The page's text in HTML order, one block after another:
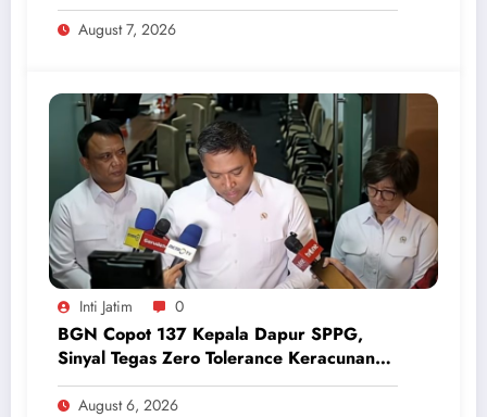
Soal Polemik Seragam dan Modul
August 7, 2026
Inti Jatim 0
BGN Copot 137 Kepala Dapur SPPG,
Sinyal Tegas Zero Tolerance Keracunan
Makanan dan Korupsi
August 6, 2026